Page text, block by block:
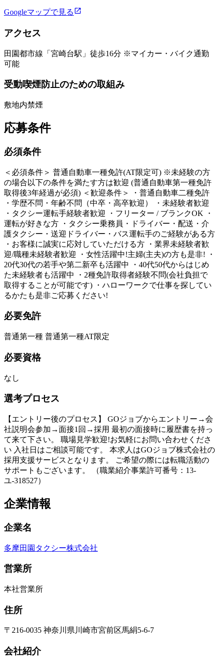
Googleマップで見る
アクセス
田園都市線「宮崎台駅」徒歩16分 ※マイカー・バイク通勤
可能
受動喫煙防止のための取組み
敷地内禁煙
応募条件
必須条件
＜必須条件＞ 普通自動車一種免許(AT限定可) ※未経験の方
の場合以下の条件を満たす方は歓迎 (普通自動車第一種免許
取得後3年経過が必須) ＜歓迎条件＞ ・普通自動車二種免許
・学歴不問・年齢不問（中卒・高卒歓迎） ・未経験者歓迎
・タクシー運転手経験者歓迎 ・フリーター / ブランクOK ・
運転が好きな方 ・タクシー乗務員・ドライバー・配送・介
護タクシー・送迎ドライバー・バス運転手のご経験がある方
・お客様に誠実に応対していただける方 ・業界未経験者歓
迎/職種未経験者歓迎 ・女性活躍中!主婦(主夫)の方も是非! ・
20代30代の若手や第二新卒も活躍中 ・40代50代からはじめ
た未経験者も活躍中 ・2種免許取得者経験不問(会社負担で
取得することが可能です) ・ハローワークで仕事を探してい
るかたも是非ご応募ください!
必要免許
普通第一種 普通第一種AT限定
必要資格
なし
選考プロセス
【エントリー後のプロセス】 GOジョブからエントリー→会
社説明会参加→面接1回→採用 最初の面接時に履歴書を持っ
て来て下さい。 職場見学歓迎!お気軽にお問い合わせくださ
い 入社日はご相談可能です。 本求人はGOジョブ株式会社の
採用支援サービスとなります。 ご希望の際には転職活動の
サポートもございます。 （職業紹介事業許可番号：13-
ユ-318527）
企業情報
企業名
多摩田園タクシー株式会社
営業所
本社営業所
住所
〒216-0035 神奈川県川崎市宮前区馬絹5-6-7
会社紹介